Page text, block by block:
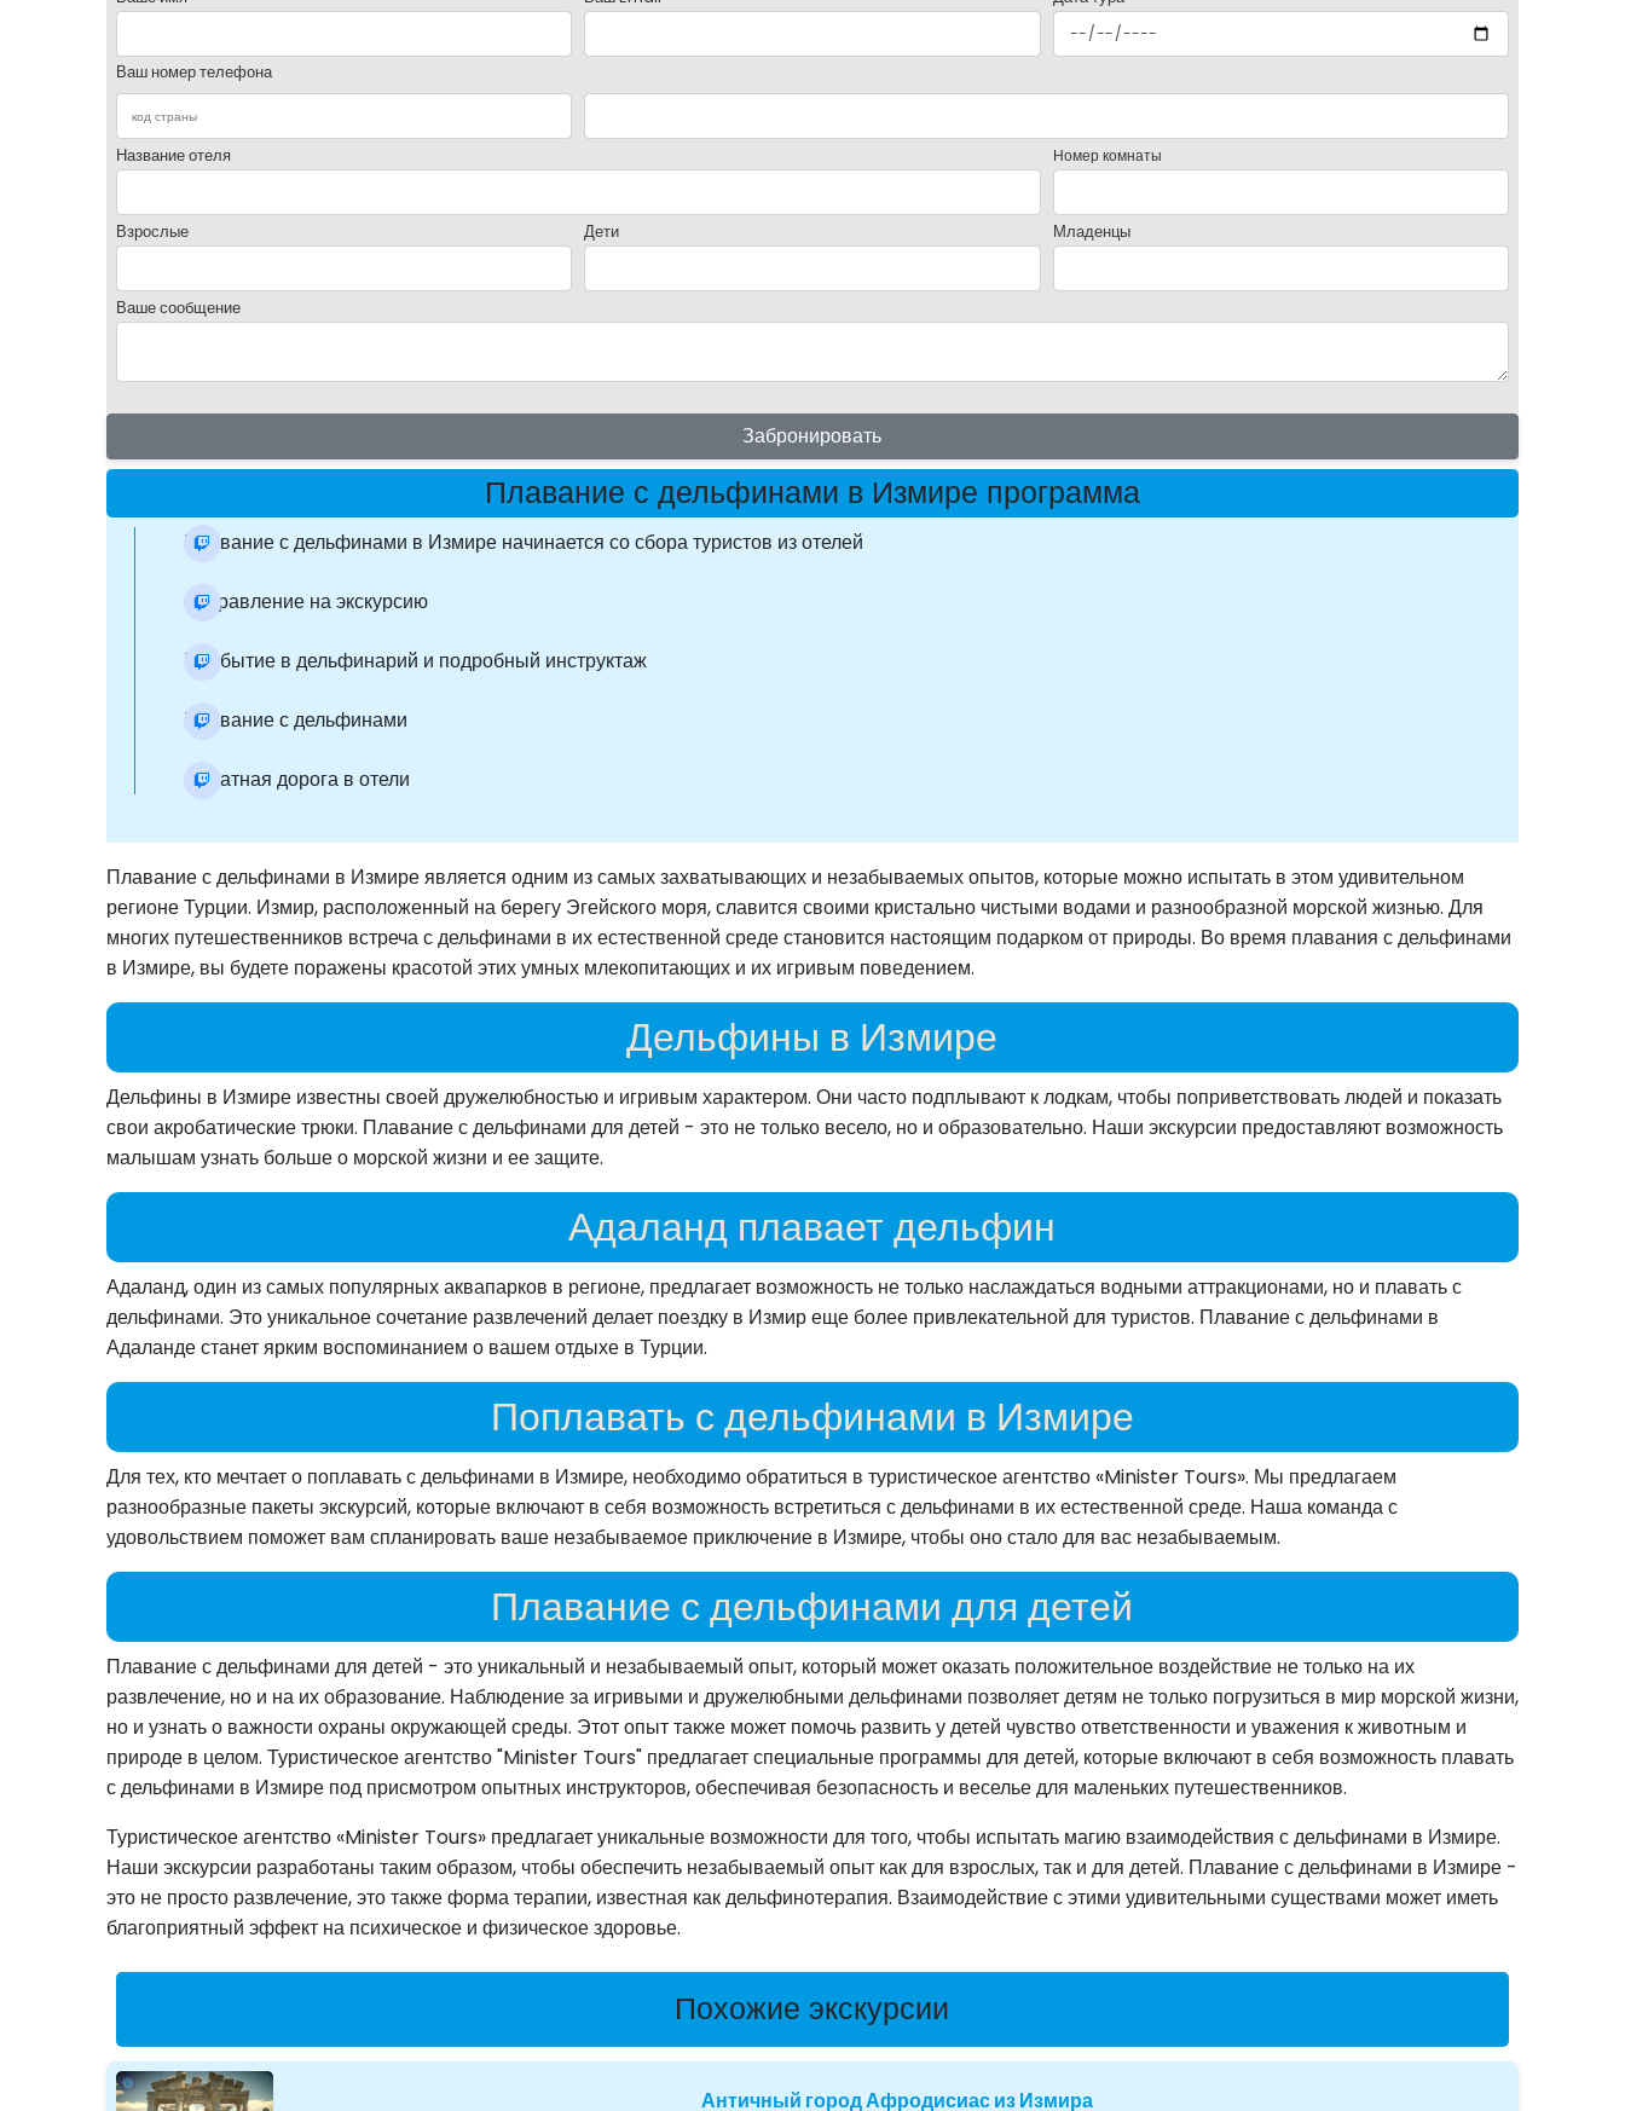
Ваш номер телефона
Название отеля Номер комнаты
Взрослые Дети Младенцы
Ваше сообщение
Забронировать
Плавание с дельфинами в Измире программа
Плавание с дельфинами в Измире начинается со сбора туристов из отелей
Отправление на экскурсию
Прибытие в дельфинарий и подробный инструктаж
Плавание с дельфинами
Обратная дорога в отели
Плавание с дельфинами в Измире является одним из самых захватывающих и незабываемых опытов, которые можно испытать в этом удивительном
регионе Турции. Измир, расположенный на берегу Эгейского моря, славится своими кристально чистыми водами и разнообразной морской жизнью. Для
многих путешественников встреча с дельфинами в их естественной среде становится настоящим подарком от природы. Во время плавания с дельфинами
в Измире, вы будете поражены красотой этих умных млекопитающих и их игривым поведением.
Дельфины в Измире
Дельфины в Измире известны своей дружелюбностью и игривым характером. Они часто подплывают к лодкам, чтобы поприветствовать людей и показать
свои акробатические трюки. Плавание с дельфинами для детей - это не только весело, но и образовательно. Наши экскурсии предоставляют возможность
малышам узнать больше о морской жизни и ее защите.
Адаланд плавает дельфин
Адаланд, один из самых популярных аквапарков в регионе, предлагает возможность не только наслаждаться водными аттракционами, но и плавать с
дельфинами. Это уникальное сочетание развлечений делает поездку в Измир еще более привлекательной для туристов. Плавание с дельфинами в
Адаланде станет ярким воспоминанием о вашем отдыхе в Турции.
Поплавать с дельфинами в Измире
Для тех, кто мечтает о поплавать с дельфинами в Измире, необходимо обратиться в туристическое агентство «Minister Tours». Мы предлагаем
разнообразные пакеты экскурсий, которые включают в себя возможность встретиться с дельфинами в их естественной среде. Наша команда с
удовольствием поможет вам спланировать ваше незабываемое приключение в Измире, чтобы оно стало для вас незабываемым.
Плавание с дельфинами для детей
Плавание с дельфинами для детей - это уникальный и незабываемый опыт, который может оказать положительное воздействие не только на их
развлечение, но и на их образование. Наблюдение за игривыми и дружелюбными дельфинами позволяет детям не только погрузиться в мир морской жизни,
но и узнать о важности охраны окружающей среды. Этот опыт также может помочь развить у детей чувство ответственности и уважения к животным и
природе в целом. Туристическое агентство "Minister Tours" предлагает специальные программы для детей, которые включают в себя возможность плавать
с дельфинами в Измире под присмотром опытных инструкторов, обеспечивая безопасность и веселье для маленьких путешественников.
Туристическое агентство «Minister Tours» предлагает уникальные возможности для того, чтобы испытать магию взаимодействия с дельфинами в Измире.
Наши экскурсии разработаны таким образом, чтобы обеспечить незабываемый опыт как для взрослых, так и для детей. Плавание с дельфинами в Измире -
это не просто развлечение, это также форма терапии, известная как дельфинотерапия. Взаимодействие с этими удивительными существами может иметь
благоприятный эффект на психическое и физическое здоровье.
Похожие экскурсии
Античный город Афродисиас из Измира